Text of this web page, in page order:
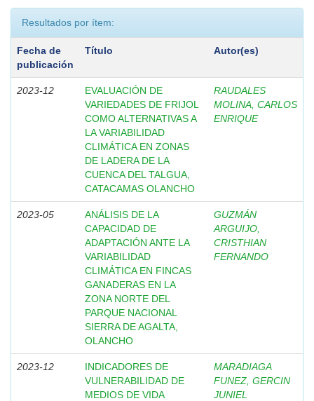
Resultados por ítem:
Fecha de
publicación
Título Autor(es)
2023-12
EVALUACIÓN DE
VARIEDADES DE FRIJOL
COMO ALTERNATIVAS A
LA VARIABILIDAD
CLIMÁTICA EN ZONAS
DE LADERA DE LA
CUENCA DEL TALGUA,
CATACAMAS OLANCHO
RAUDALES
MOLINA, CARLOS
ENRIQUE
2023-05
ANÁLISIS DE LA
CAPACIDAD DE
ADAPTACIÓN ANTE LA
VARIABILIDAD
CLIMÁTICA EN FINCAS
GANADERAS EN LA
ZONA NORTE DEL
PARQUE NACIONAL
SIERRA DE AGALTA,
OLANCHO
GUZMÁN
ARGUIJO,
CRISTHIAN
FERNANDO
2023-12
INDICADORES DE
VULNERABILIDAD DE
MEDIOS DE VIDA
MARADIAGA
FUNEZ, GERCIN
JUNIEL